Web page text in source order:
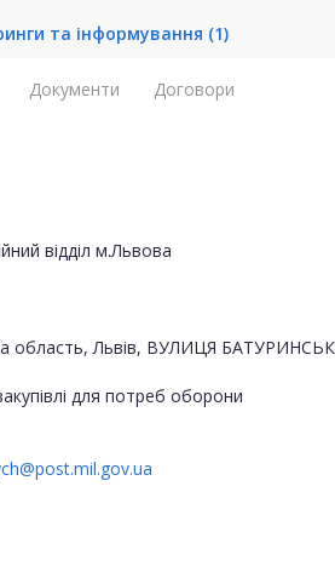
та інформування (1)
Документи Договори
відділ м.Львова
область, Львів, ВУЛИЦЯ
для потреб оборони